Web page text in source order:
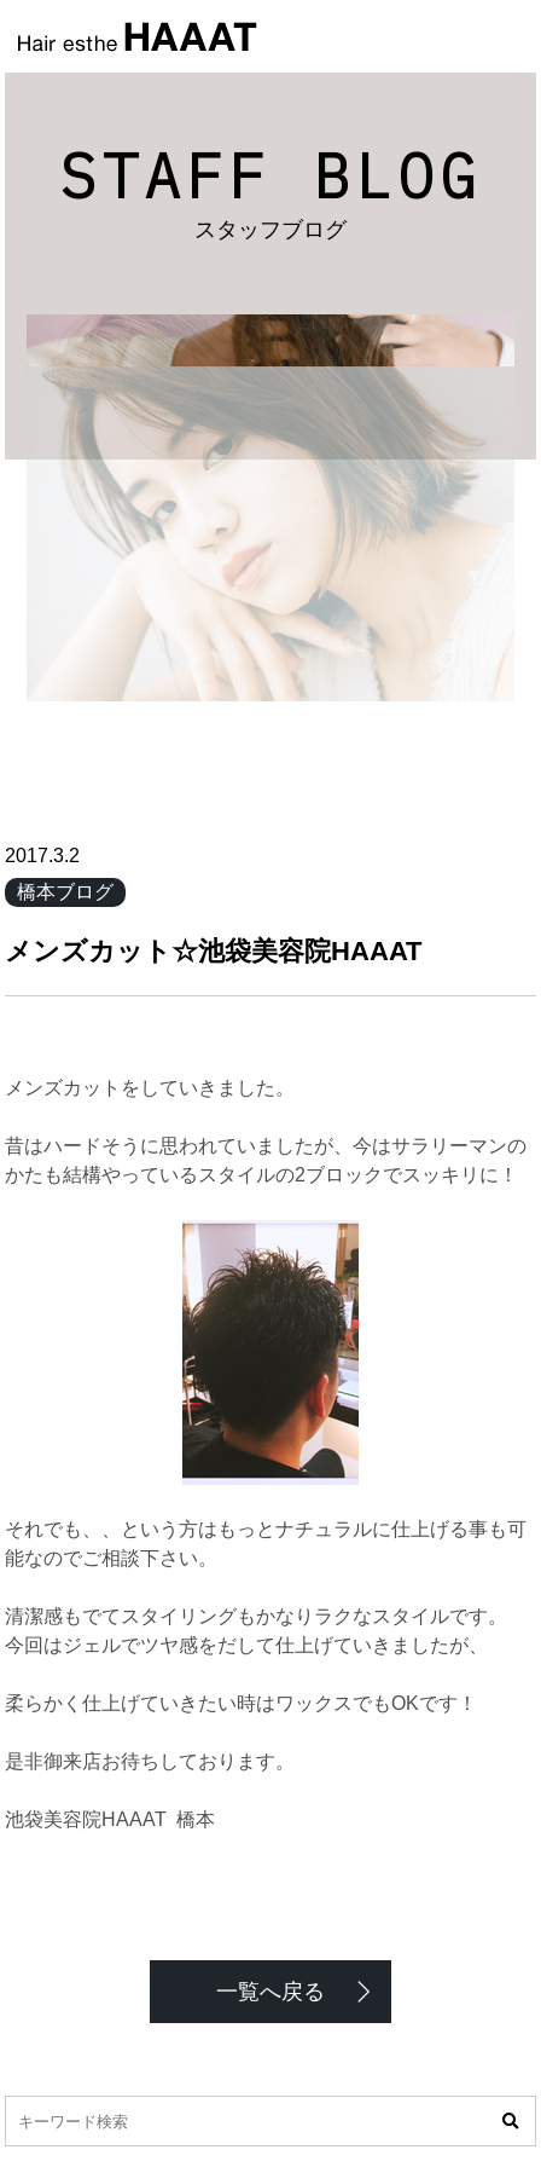
STAFF BLOG
スタッフブログ
2017.3.2
橋本ブログ
メンズカット☆池袋美容院HAAAT
メンズカットをしていきました。
昔はハードそうに思われていましたが、今はサラリーマンの
かたも結構やっているスタイルの2ブロックでスッキリに！
それでも、、という方はもっとナチュラルに仕上げる事も可
能なのでご相談下さい。
清潔感もでてスタイリングもかなりラクなスタイルです。
今回はジェルでツヤ感をだして仕上げていきましたが、
柔らかく仕上げていきたい時はワックスでもOKです！
是非御来店お待ちしております。
池袋美容院HAAAT 橋本
一覧へ戻る